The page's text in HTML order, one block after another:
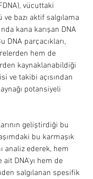
vücuttaki
bazı aktif salgılama
kana karışan DNA
DNA parçacıkları,
hem de
kaynaklanabildiği
ve takibi açısından
potansiyeli
geliştirdiği bu
bu karmaşık
analiz ederek, hem
ait DNA'yı hem de
salgılanan spesifik